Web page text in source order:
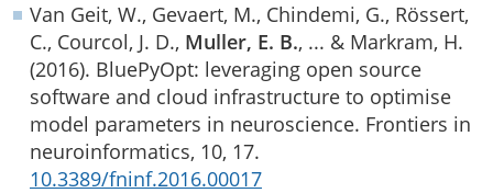
Van Geit, W., Gevaert, M., Chindemi, G., Rössert,
C., Courcol, J. D., Muller, E. B., ... & Markram, H.
(2016). BluePyOpt: leveraging open source
software and cloud infrastructure to optimise
model parameters in neuroscience. Frontiers in
neuroinformatics, 10, 17.
10.3389/fninf.2016.00017